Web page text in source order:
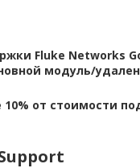
Fluke Networks
модуль/
10% от стоимости